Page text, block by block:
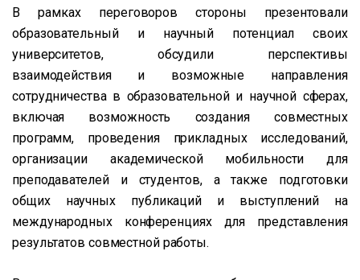
В рамках переговоров стороны презентовали
образовательный и научный потенциал своих
университетов, обсудили перспективы
взаимодействия и возможные направления
сотрудничества в образовательной и научной сферах,
включая возможность создания совместных
программ, проведения прикладных исследований,
организации академической мобильности для
преподавателей и студентов, а также подготовки
общих научных публикаций и выступлений на
международных конференциях для представления
результатов совместной работы.